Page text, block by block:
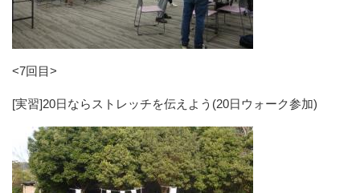
<7回目>
[実習]20日ならストレッチを伝えよう(20日ウォーク参加)